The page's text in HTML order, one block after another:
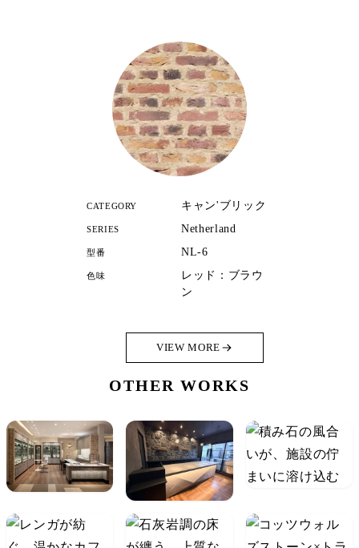
CATEGORY キャン'ブリック
SERIES Netherland
型番 NL-6
色味
レッド：ブラウ
ン
VIEW MORE
OTHER WORKS